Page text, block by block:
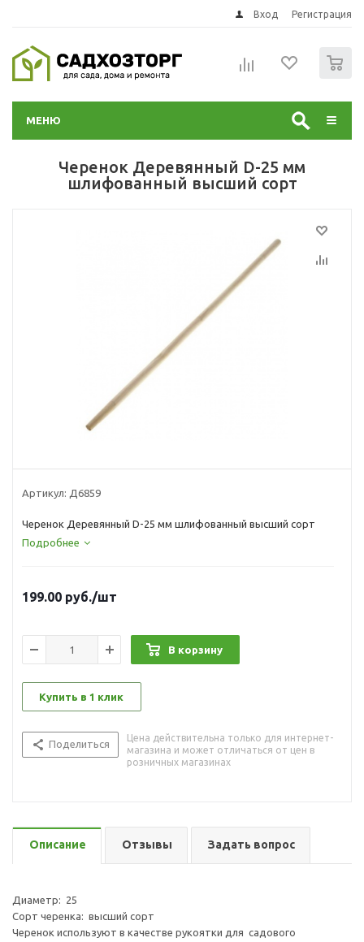
Вход Регистрация
МЕНЮ
Черенок Деревянный D-25 мм
шлифованный высший сорт
Артикул: Д6859
Черенок Деревянный D-25 мм шлифованный высший сорт
Подробнее
199.00 руб./шт
В корзину
Купить в 1 клик
Поделиться
Цена действительна только для интернет-
магазина и может отличаться от цен в
розничных магазинах
Описание Отзывы Задать вопрос
Диаметр: 25
Сорт черенка: высший сорт
Черенок используют в качестве рукоятки для садового